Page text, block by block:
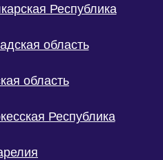
Республика
область
область
Республика